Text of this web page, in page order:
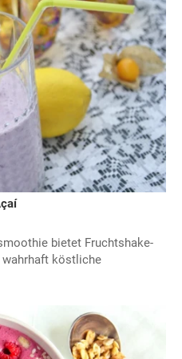
bietet Fruchtshake-
wahrhaft köstliche